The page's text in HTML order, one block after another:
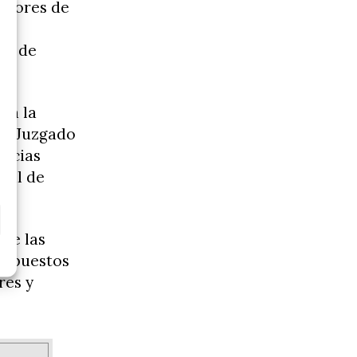
de
de
la
Juzgado
de
las
y